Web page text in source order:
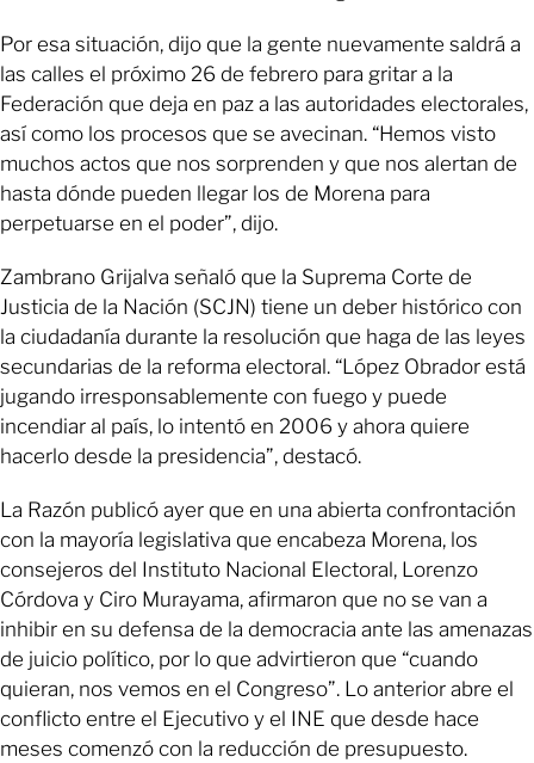
Por esa situación, dijo que la gente nuevamente saldrá a
las calles el próximo 26 de febrero para gritar a la
Federación que deja en paz a las autoridades electorales,
así como los procesos que se avecinan. “Hemos visto
muchos actos que nos sorprenden y que nos alertan de
hasta dónde pueden llegar los de Morena para
perpetuarse en el poder”, dijo.
Zambrano Grijalva señaló que la Suprema Corte de
Justicia de la Nación (SCJN) tiene un deber histórico con
la ciudadanía durante la resolución que haga de las leyes
secundarias de la reforma electoral. “López Obrador está
jugando irresponsablemente con fuego y puede
incendiar al país, lo intentó en 2006 y ahora quiere
hacerlo desde la presidencia”, destacó.
La Razón publicó ayer que en una abierta confrontación
con la mayoría legislativa que encabeza Morena, los
consejeros del Instituto Nacional Electoral, Lorenzo
Córdova y Ciro Murayama, afirmaron que no se van a
inhibir en su defensa de la democracia ante las amenazas
de juicio político, por lo que advirtieron que “cuando
quieran, nos vemos en el Congreso”. Lo anterior abre el
conflicto entre el Ejecutivo y el INE que desde hace
meses comenzó con la reducción de presupuesto.